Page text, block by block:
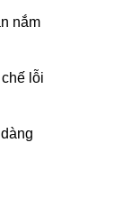
nắm
lỗi